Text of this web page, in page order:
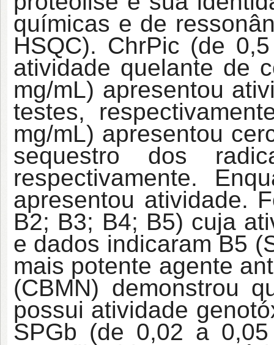
químicas e de
HSQC). ChrPic (de
atividade quelante de
mg/mL) apresentou
testes,
mg/mL) apresentou
sequestro dos
respectivamente.
apresentou atividade.
B2; B3; B4; B5) cuja
e dados indicaram B5
mais potente agente
(CBMN) demonstrou
possui atividade
SPGb (de 0,02 a